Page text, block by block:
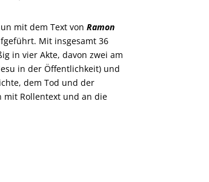
mit dem Text von Ramon
Mit insgesamt 36
in vier Akte, davon zwei am
in der Öffentlichkeit) und
dem Tod und der
mit Rollentext und an die